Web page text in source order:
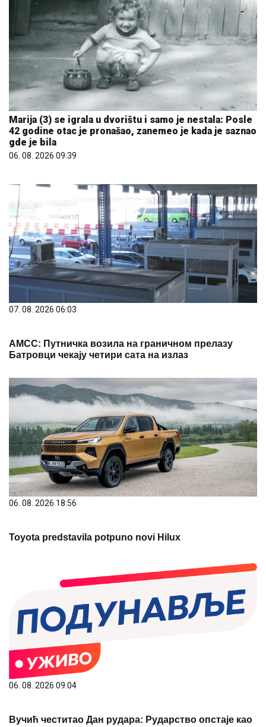
Marija (3) se igrala u dvorištu i samo je nestala: Posle
42 godine otac je pronašao, zanemeo je kada je saznao
gde je bila
06. 08. 2026 09:39
07. 08. 2026 06:03
АМСС: Путничка возила на граничном прелазу
Батровци чекају четири сата на излаз
06. 08. 2026 18:56
Toyota predstavila potpuno novi Hilux
06. 08. 2026 09:04
Вучић честитао Дан рудара: Рударство опстаје као